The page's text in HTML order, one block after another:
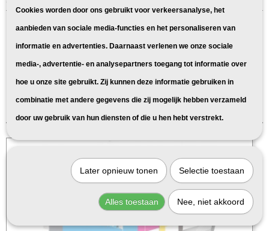
Inktpatronen geschikt voor Brother
MFC-J5345DW:
Cookies worden door ons gebruikt voor verkeersanalyse, het
aanbieden van sociale media-functies en het personaliseren van
informatie en advertenties. Daarnaast verlenen we onze sociale
media-, advertentie- en analysepartners toegang tot informatie over
hoe u onze site gebruikt. Zij kunnen deze informatie gebruiken in
combinatie met andere gegevens die zij mogelijk hebben verzameld
door uw gebruik van hun diensten of die u hen hebt verstrekt.
Later opnieuw tonen Selectie toestaan
Alles toestaan Nee, niet akkoord